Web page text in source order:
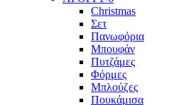
Christmas
Σετ
Πανωφόρια
Μπουφάν
Πυτζάμες
Φόρμες
Μπλούζες
Πουκάμισα